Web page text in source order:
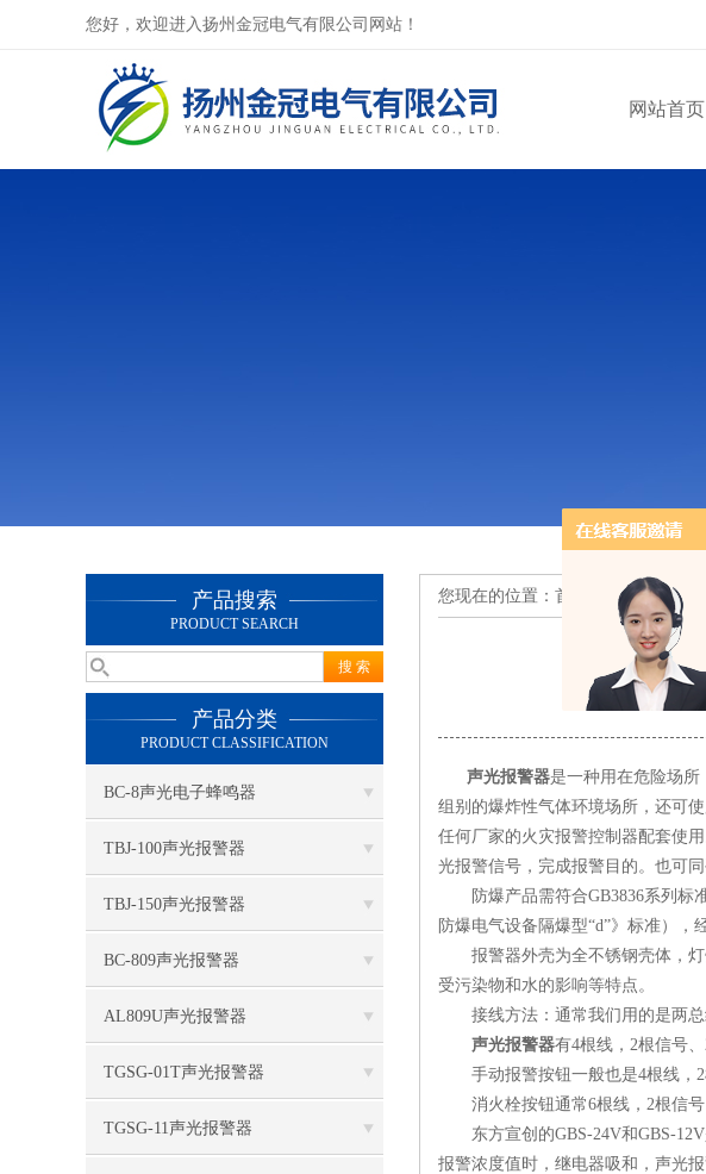
您好，欢迎进入扬州金冠电气有限公司网站！
网站首页
产品搜索
PRODUCT SEARCH
产品分类
PRODUCT CLASSIFICATION
BC-8声光电子蜂鸣器
TBJ-100声光报警器
TBJ-150声光报警器
BC-809声光报警器
AL809U声光报警器
TGSG-01T声光报警器
TGSG-11声光报警器
您现在的位置： 首页 技术文章
声光报警器是一种用在危险场所
组别的爆炸性气体环境场所，还可
任何厂家的火灾报警控制器配套使
光报警信号，完成报警目的。也可
防爆产品需符合GB3836系列标准
防爆电气设备隔爆型“d”》标准），
报警器外壳为全不锈钢壳体，灯
受污染物和水的影响等特点。
接线方法：通常我们用的是两总
声光报警器有4根线，2根信号、
手动报警按钮一般也是4根线，2
消火栓按钮通常6根线，2根信号
东方宣创的GBS-24V和GBS-12V
报警浓度值时，继电器吸和，声光